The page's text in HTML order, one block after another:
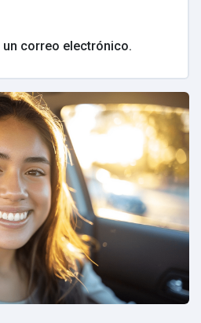
correo electrónico.